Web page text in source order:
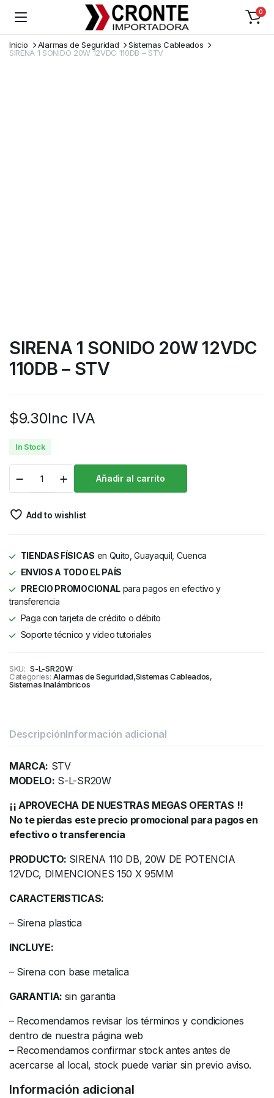
0
Inicio Alarmas de Seguridad
Sistemas Cableados
SIRENA 1 SONIDO 20W 12VDC 110DB – STV
SIRENA 1 SONIDO 20W 12VDC
110DB – STV
$9.30Inc IVA
In Stock
Añadir al carrito
Add to wishlist
TIENDAS FÍSICAS en Quito, Guayaquil, Cuenca
ENVIOS A TODO EL PAÍS
PRECIO PROMOCIONALpara pagos en efectivo y
transferencia
Paga con tarjeta de crédito o débito
Soporte técnico y video tutoriales
SKU: S-L-SR20W
Categories: Alarmas de Seguridad,Sistemas Cableados,
Sistemas Inalámbricos
DescripciónInformación adicional
MARCA: STV
MODELO: S-L-SR20W
¡¡ APROVECHA DE NUESTRAS MEGAS OFERTAS !!
No te pierdas este precio promocional para pagos en
efectivo o transferencia
PRODUCTO: SIRENA 110 DB, 20W DE POTENCIA
12VDC, DIMENCIONES 150 X 95MM
CARACTERISTICAS:
– Sirena plastica
INCLUYE:
– Sirena con base metalica
GARANTIA: sin garantia
– Recomendamos revisar los términos y condiciones
dentro de nuestra página web
– Recomendamos confirmar stock antes antes de
acercarse al local, stock puede variar sin previo aviso.
Información adicional